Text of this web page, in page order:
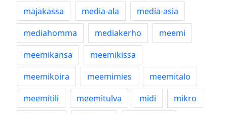
majakassa
media-ala
media-asia
mediahomma
mediakerho
meemi
meemikansa
meemikissa
meemikoira
meemimies
meemitalo
meemitili
meemitulva midi
mikro